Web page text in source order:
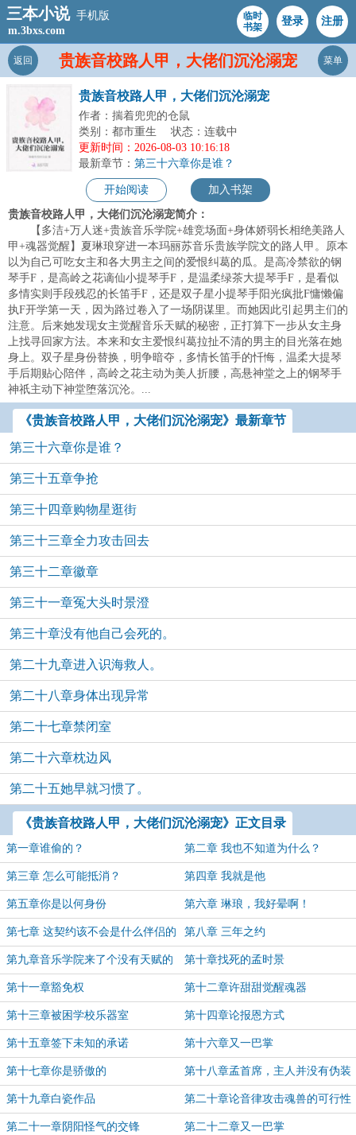
三本小说 手机版
m.3bxs.com
临时
书架
登录 注册
贵族音校路人甲，大佬们沉沦溺宠
返回 菜单
贵族音校路人甲，大佬们沉沦溺宠
作者：揣着兜兜的仓鼠
类别：都市重生
状态：连载中
更新时间：2026-08-03 10:16:18
最新章节： 第三十六章你是谁？
开始阅读 加入书架
贵族音校路人甲，大佬们沉沦溺宠简介：
【多洁+万人迷+贵族音乐学院+雄竞场面+身体娇弱长相绝美路人
甲+魂器觉醒】夏琳琅穿进一本玛丽苏音乐贵族学院文的路人甲。原本
以为自己可吃女主和各大男主之间的爱恨纠葛的瓜。是高冷禁欲的钢
琴手F，是高岭之花谪仙小提琴手F，是温柔绿茶大提琴手F，是看似
多情实则手段残忍的长笛手F，还是双子星小提琴手阳光疯批F慵懒偏
执F开学第一天，因为路过卷入了一场阴谋里。而她因此引起男主们的
注意。后来她发现女主觉醒音乐天赋的秘密，正打算下一步从女主身
上找寻回家方法。本来和女主爱恨纠葛拉扯不清的男主的目光落在她
身上。双子星身份替换，明争暗夺，多情长笛手的忏悔，温柔大提琴
手后期贴心陪伴，高岭之花主动为美人折腰，高悬神堂之上的钢琴手
神祇主动下神堂堕落沉沦。...
《贵族音校路人甲，大佬们沉沦溺宠》最新章节
第三十六章你是谁？
第三十五章争抢
第三十四章购物星逛街
第三十三章全力攻击回去
第三十二章徽章
第三十一章冤大头时景澄
第三十章没有他自己会死的。
第二十九章进入识海救人。
第二十八章身体出现异常
第二十七章禁闭室
第二十六章枕边风
第二十五她早就习惯了。
《贵族音校路人甲，大佬们沉沦溺宠》正文目录
第一章谁偷的？ 第二章 我也不知道为什么？
第三章 怎么可能抵消？ 第四章 我就是他
第五章你是以何身份 第六章 琳琅，我好晕啊！
第七章 这契约该不会是什么伴侣的
签约？
第八章 三年之约
第九章音乐学院来了个没有天赋的
普通学生
第十章找死的孟时景
第十一章豁免权 第十二章许甜甜觉醒魂器
第十三章被困学校乐器室 第十四章论报恩方式
第十五章签下未知的承诺 第十六章又一巴掌
第十七章你是骄傲的 第十八章孟首席，主人并没有伪装
欺瞒什么哦！
第十九章白瓷作品 第二十章论音律攻击魂兽的可行性
第二十一章阴阳怪气的交锋 第二十二章又一巴掌